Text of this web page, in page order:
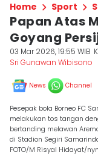
Home Sport
Papan Atas
Goyang
03 Mar 2026, 19:55 WIB
Sri Gunawan Wibisono
News Channel
Pesepak bola Borneo FC
melakukan tos tangan
bertanding melawan
di Stadion Segiri
FOTO/M Risyal Hidayat/